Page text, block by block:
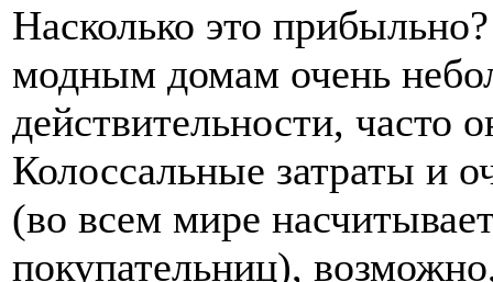
Насколько это
модным домам очень
действительности, часто
Колоссальные затраты и
(во всем мире
покупательниц),